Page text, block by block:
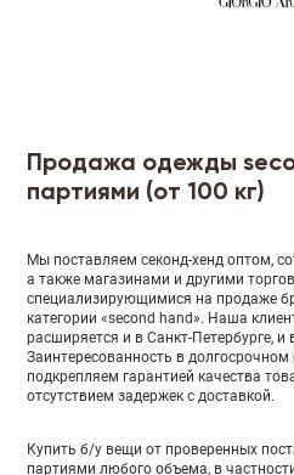
Продажа одежды
партиями (от 100 кг)
Мы поставляем секонд-хенд оптом,
а также магазинами и другими
специализирующимися на продаже
категории «second hand». Наша
расширяется и в Санкт-Петербурге, и
Заинтересованность в
подкрепляем гарантией качества
отсутствием задержек с доставкой.
Купить б/у вещи от проверенных
партиями любого объема, в